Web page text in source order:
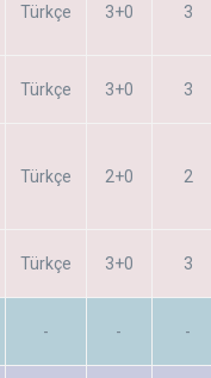
Türkçe 3+0 3
Türkçe 3+0 3
Türkçe 2+0 2
Türkçe 3+0 3
- - -